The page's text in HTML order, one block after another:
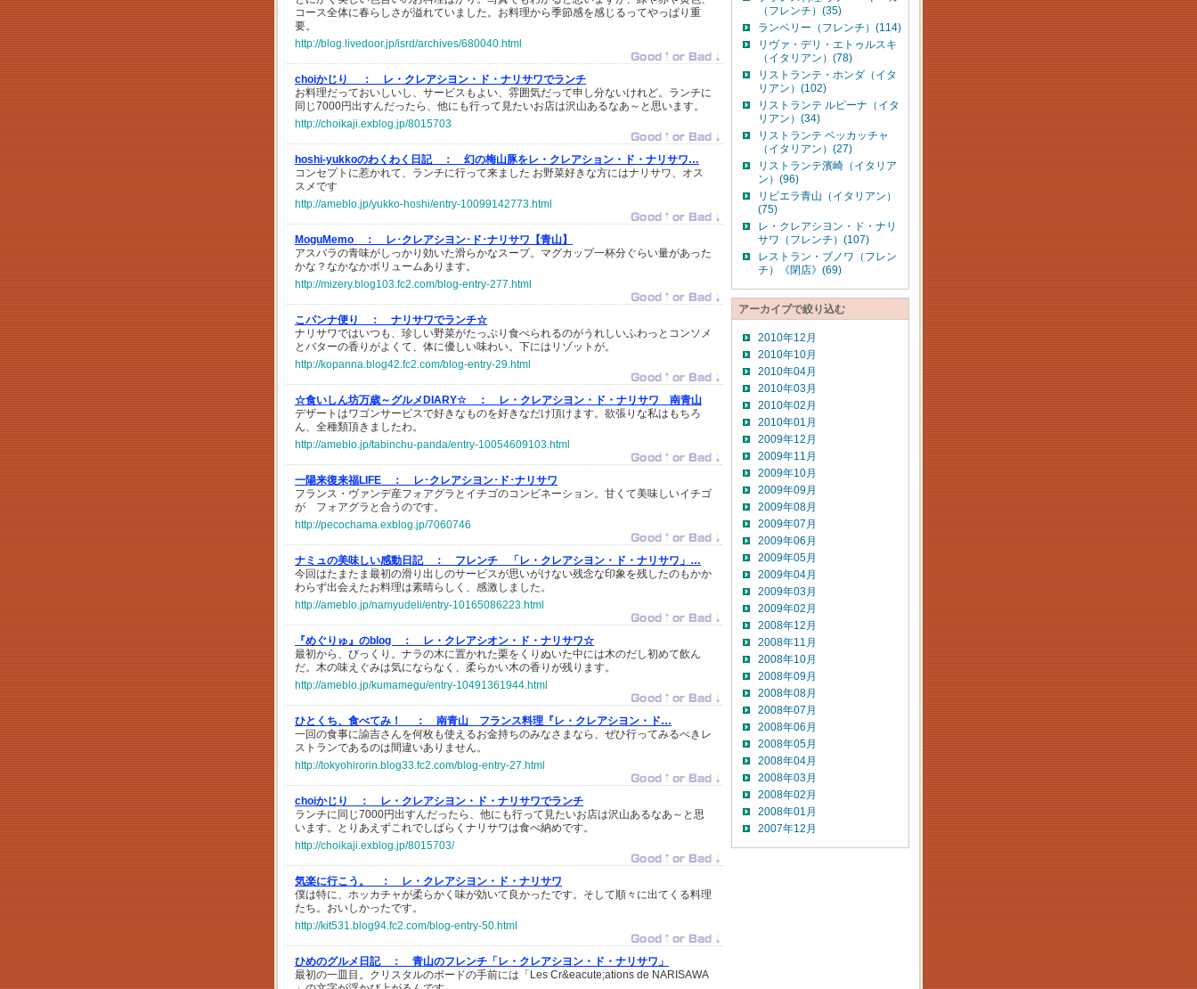
コース全体に春らしさが溢れていました。お料理から季節感を感じるってやっぱり重
要。
http://blog.livedoor.jp/isrd/archives/680040.html
choiかじり ：
レ・クレアシヨン・ド・ナリサワでランチ
お料理だっておいしいし、サービスもよい、雰囲気だって申し分ないけれど。ランチに
同じ7000円出すんだったら、他にも行って見たいお店は沢山あるなあ～と思います。
http://choikaji.exblog.jp/8015703
hoshi-yukkoのわくわく日記 ：
幻の梅山豚をレ・クレアション・ド・ナリサワ…
コンセプトに惹かれて、ランチに行って来ました お野菜好きな方にはナリサワ、オス
スメです
http://ameblo.jp/yukko-hoshi/entry-10099142773.html
MoguMemo ：
レ･クレアシヨン･ド･ナリサワ【青山】
アスパラの青味がしっかり効いた滑らかなスープ。マグカップ一杯分ぐらい量があった
かな？なかなかボリュームあります。
http://mizery.blog103.fc2.com/blog-entry-277.html
こパンナ便り ：
ナリサワでランチ☆
ナリサワではいつも、珍しい野菜がたっぷり食べられるのがうれしいふわっとコンソメ
とバターの香りがよくて、体に優しい味わい。下にはリゾットが。
http://kopanna.blog42.fc2.com/blog-entry-29.html
☆食いしん坊万歳～グルメDIARY☆ ：
レ・クレアシヨン・ド・ナリサワ 南青山
デザートはワゴンサービスで好きなものを好きなだけ頂けます。欲張りな私はもちろ
ん、全種類頂きましたわ。
http://ameblo.jp/tabinchu-panda/entry-10054609103.html
一陽来復来福LIFE ：
レ･クレアシヨン･ド･ナリサワ
フランス・ヴァンデ産フォアグラとイチゴのコンビネーション。甘くて美味しいイチゴ
が フォアグラと合うのです。
http://pecochama.exblog.jp/7060746
ナミュの美味しい感動日記 ：
フレンチ 「レ・クレアシヨン・ド・ナリサワ」…
今回はたまたま最初の滑り出しのサービスが思いがけない残念な印象を残したのもかか
わらず出会えたお料理は素晴らしく、感激しました。
http://ameblo.jp/namyudeli/entry-10165086223.html
『めぐりゅ』のblog ：
レ・クレアシオン・ド・ナリサワ☆
最初から、びっくり。ナラの木に置かれた栗をくりぬいた中には木のだし初めて飲ん
だ。木の味えぐみは気にならなく、柔らかい木の香りが残ります。
http://ameblo.jp/kumamegu/entry-10491361944.html
ひとくち、食べてみ！ ：
南青山 フランス料理『レ・クレアシヨン・ド…
一回の食事に諭吉さんを何枚も使えるお金持ちのみなさまなら、ぜひ行ってみるべきレ
ストランであるのは間違いありません。
http://tokyohirorin.blog33.fc2.com/blog-entry-27.html
choiかじり ：
レ・クレアシヨン・ド・ナリサワでランチ
ランチに同じ7000円出すんだったら、他にも行って見たいお店は沢山あるなあ～と思
います。とりあえずこれでしばらくナリサワは食べ納めです。
http://choikaji.exblog.jp/8015703/
気楽に行こう。 ：
レ・クレアシヨン・ド・ナリサワ
僕は特に、ホッカチャが柔らかく味が効いて良かったです。そして順々に出てくる料理
たち。おいしかったです。
http://kit531.blog94.fc2.com/blog-entry-50.html
ひめのグルメ日記 ：
青山のフレンチ「レ・クレアシヨン・ド・ナリサワ」
最初の一皿目。クリスタルのボードの手前には「Les Cr&eacute;ations de NARISAWA
（フレンチ）(35)
ランベリー（フレンチ）(114)
リヴァ・デリ・エトゥルスキ
（イタリアン）(78)
リストランテ・ホンダ（イタ
リアン）(102)
リストランテ ルピーナ（イタ
リアン）(34)
リストランテ ベッカッチャ
（イタリアン）(27)
リストランテ濱崎（イタリア
ン）(96)
リビエラ青山（イタリアン）
(75)
レ・クレアシヨン・ド・ナリ
サワ（フレンチ）(107)
レストラン・ブノワ（フレン
チ）《閉店》(69)
アーカイブで絞り込む
2010年12月
2010年10月
2010年04月
2010年03月
2010年02月
2010年01月
2009年12月
2009年11月
2009年10月
2009年09月
2009年08月
2009年07月
2009年06月
2009年05月
2009年04月
2009年03月
2009年02月
2008年12月
2008年11月
2008年10月
2008年09月
2008年08月
2008年07月
2008年06月
2008年05月
2008年04月
2008年03月
2008年02月
2008年01月
2007年12月